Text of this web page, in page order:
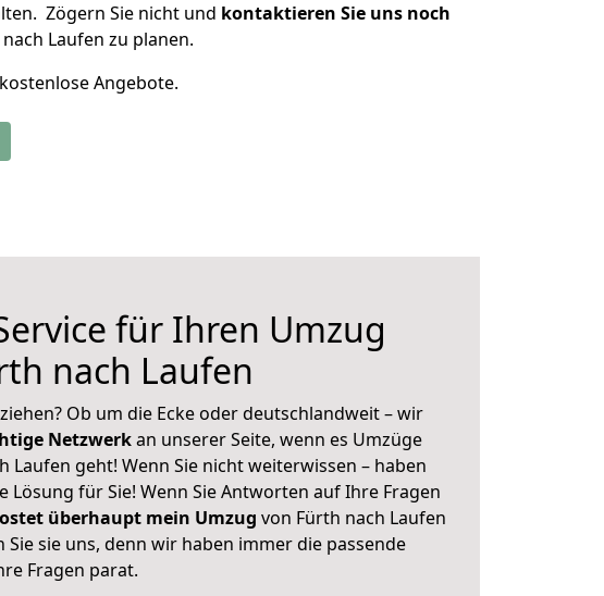
Zögern Sie nicht und kontaktieren Sie uns noch
Laufen zu planen.
Angebote.
für Ihren Umzug
nach Laufen
Ob um die Ecke oder deutschlandweit – wir
Netzwerkan unserer Seite, wenn es Umzüge
Laufen geht! Wenn Sie nicht weiterwissen – haben
Lösung für Sie! Wenn Sie Antworten auf Ihre Fragen
überhaupt mein Umzug von Fürth nach Laufen
Sie sie uns, denn wir haben immer die passende
Fragen parat.